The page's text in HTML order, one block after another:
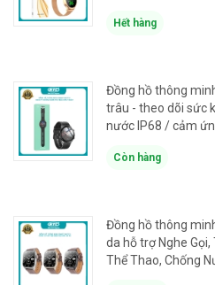
Hết hàng
Đồng hồ thông
trâu - theo dõi sức
nước IP68 / cảm
Còn hàng
Đồng hồ thông
da hỗ trợ Nghe
Thể Thao, Chống